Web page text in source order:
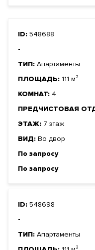
ID: 548688
-
ТИП: Апартаменты
ПЛОЩАДЬ: 111 м²
КОМНАТ: 4
ПРЕДЧИСТОВАЯ
ЭТАЖ: 7 этаж
ВИД: Во двор
По запросу
По запросу
ID: 548698
-
ТИП: Апартаменты